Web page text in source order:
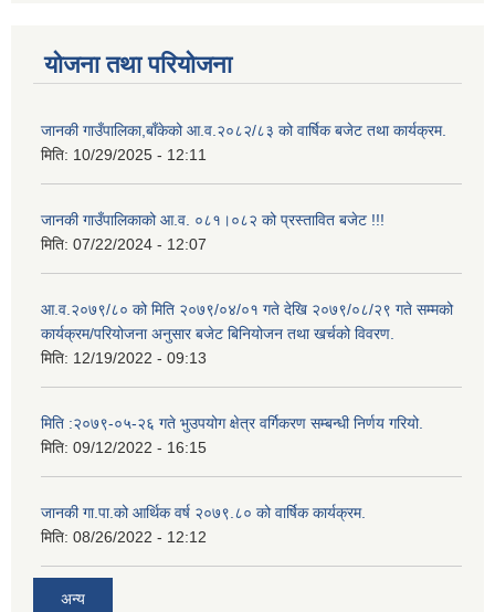
योजना तथा परियोजना
जानकी गाउँपालिका,बाँकेको आ.व.२०८२/८३ को वार्षिक बजेट तथा कार्यक्रम.
मिति: 10/29/2025 - 12:11
जानकी गाउँपालिकाको आ.व. ०८१।०८२ को प्रस्तावित बजेट !!!
मिति: 07/22/2024 - 12:07
आ.व.२०७९/८० को मिति २०७९/०४/०१ गते देखि २०७९/०८/२९ गते सम्मको
कार्यक्रम/परियोजना अनुसार बजेट बिनियोजन तथा खर्चको विवरण.
मिति: 12/19/2022 - 09:13
मिति :२०७९-०५-२६ गते भुउपयोग क्षेत्र वर्गिकरण सम्बन्धी निर्णय गरियो.
मिति: 09/12/2022 - 16:15
जानकी गा.पा.को आर्थिक वर्ष २०७९.८० को वार्षिक कार्यक्रम.
मिति: 08/26/2022 - 12:12
अन्य